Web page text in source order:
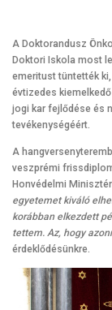
A Doktorandusz
Doktori Iskola most
emeritust tüntették
évtizedes
jogi kar fejlődése és
tevékenységéért.
A
veszprémi
Honvédelmi
egyetemet kiváló
korábban elkezdett
tettem. Az, hogy
érdeklődésünkre.